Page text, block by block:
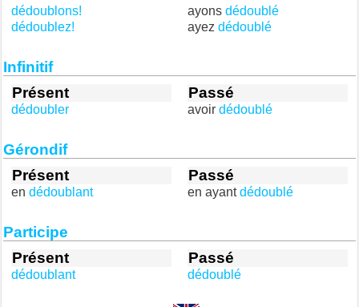
dédoublons!
dédoublez!
ayons dédoublé
ayez dédoublé
Infinitif
Présent
dédoubler
Passé
avoir dédoublé
Gérondif
Présent
en dédoublant
Passé
en ayantdédoublé
Participe
Présent
dédoublant
Passé
dédoublé